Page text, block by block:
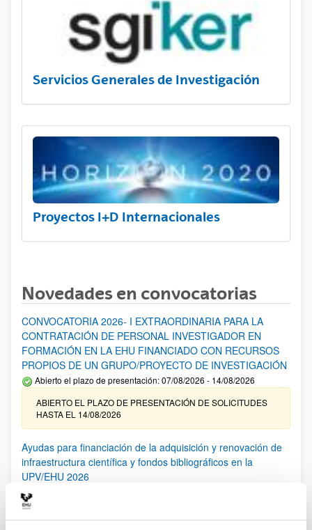
Servicios Generales de Investigación
Proyectos I+D Internacionales
Novedades en convocatorias
CONVOCATORIA 2026- I EXTRAORDINARIA PARA LA
CONTRATACIÓN DE PERSONAL INVESTIGADOR EN
FORMACIÓN EN LA EHU FINANCIADO CON RECURSOS
PROPIOS DE UN GRUPO/PROYECTO DE INVESTIGACIÓN
Abierto el plazo de presentación: 07/08/2026 - 14/08/2026
ABIERTO EL PLAZO DE PRESENTACIÓN DE SOLICITUDES
HASTA EL 14/08/2026
Ayudas para financiación de la adquisición y renovación de
infraestructura científica y fondos bibliográficos en la
UPV/EHU 2026